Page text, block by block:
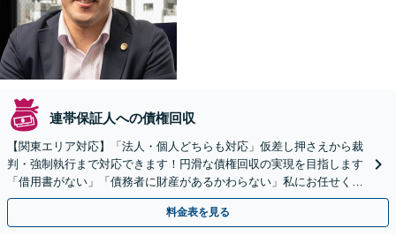
連帯保証人への債権回収
【関東エリア対応】「法人・個人どちらも対応」仮差し押さえから裁
判・強制執行まで対応できます！円滑な債権回収の実現を目指します
「借用書がない」「債務者に財産があるかわらない」私にお任せくだ
さい！【分割払いあり】【休日・夜間相談可】
料金表を見る